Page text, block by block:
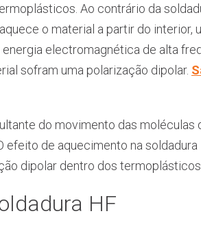
Ao contrário da
aquece o material a partir do interior,
electromagnética de alta
sofram uma polarização dipolar.
do movimento das moléculas
efeito de aquecimento na soldadura
dipolar dentro dos termoplásticos.
HF